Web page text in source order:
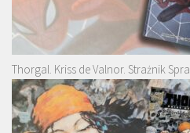
Thorgal. Kriss de Valnor. Strażnik